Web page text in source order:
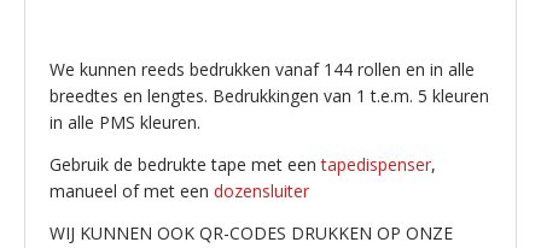
We kunnen reeds bedrukken vanaf 144 rollen en in alle
breedtes en lengtes. Bedrukkingen van 1 t.e.m. 5 kleuren
in alle PMS kleuren.
Gebruik de bedrukte tape met eentapedispenser,
manueel of met een dozensluiter
WIJ KUNNEN OOK QR-CODES DRUKKEN OP ONZE